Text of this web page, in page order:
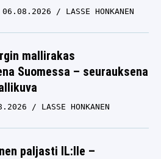
TEUVO TERÄVÄINEN
NHL:ssä hämmästellään:
Mitä Teuvo Teräväiselle
on tapahtunut?
TEUVO TERÄVÄINEN
Suomalainen NHL-
06.08.2026 LASSE HONKANEN
mallirakas
Suomessa – seurauksena
LASSE HONKANEN
paljasti IL:lle –